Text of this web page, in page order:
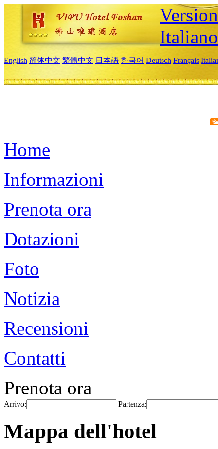
Italiano
English 简体中文 繁體中文 日本語 한국어 Deutsch Français
Home
Informazioni
Prenota ora
Dotazioni
Foto
Notizia
Recensioni
Contatti
Prenota ora
Arrivo: Partenza:
Mappa dell'hotel